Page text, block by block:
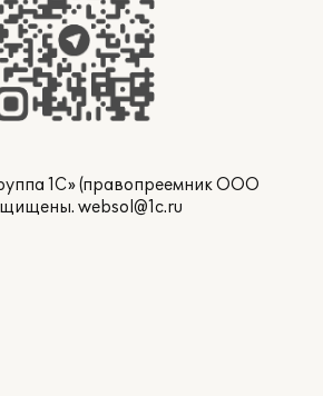
1С» (правопреемник ООО
websol@1c.ru